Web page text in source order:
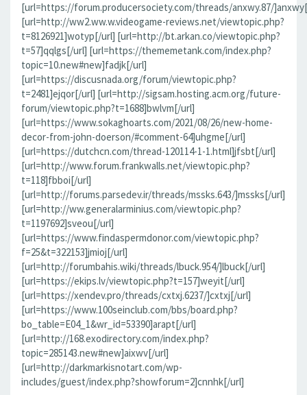
[url=https://forum.producersociety.com/threads/anxwy.87/
[url=http://ww2.ww.w.videogame-reviews.net/viewtopic.php?
t=8126921]wotyp[/url] [url=http://bt.arkan.co/viewtopic.php?
t=57]qqlgs[/url] [url=https://thememetank.com/index.php?
topic=10.new#new]fadjk[/url]
[url=https://discusnada.org/forum/viewtopic.php?
t=2481]ejqor[/url] [url=http://sigsam.hosting.acm.org/future-
forum/viewtopic.php?t=1688]bwlvm[/url]
[url=https://www.sokaghoarts.com/2021/08/26/new-home-
decor-from-john-doerson/#comment-64]uhgme[/url]
[url=https://dutchcn.com/thread-120114-1-1.html]jfsbt[/url]
[url=http://www.forum.frankwalls.net/viewtopic.php?
t=118]fbboi[/url]
[url=http://forums.parsedev.ir/threads/mssks.643/]mssks[/url]
[url=http://ww.generalarminius.com/viewtopic.php?
t=1197692]sveou[/url]
[url=https://www.findaspermdonor.com/viewtopic.php?
f=25&t=322153]jmioj[/url]
[url=http://forumbahis.wiki/threads/lbuck.954/]lbuck[/url]
[url=https://ekips.lv/viewtopic.php?t=157]weyit[/url]
[url=https://xendev.pro/threads/cxtxj.6237/]cxtxj[/url]
[url=https://www.100seinclub.com/bbs/board.php?
bo_table=E04_1&wr_id=53390]arapt[/url]
[url=http://168.exodirectory.com/index.php?
topic=285143.new#new]aixwv[/url]
[url=http://darkmarkisnotart.com/wp-
includes/guest/index.php?showforum=2]cnnhk[/url]